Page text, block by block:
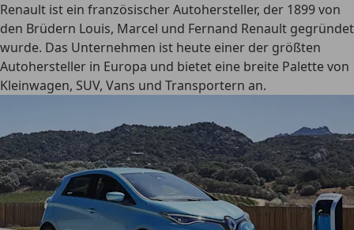
Renault ist ein französischer Autohersteller, der 1899 von
den Brüdern Louis, Marcel und Fernand Renault gegründet
wurde. Das Unternehmen ist heute einer der größten
Autohersteller in Europa und bietet eine breite Palette von
Kleinwagen, SUV, Vans und Transportern an.